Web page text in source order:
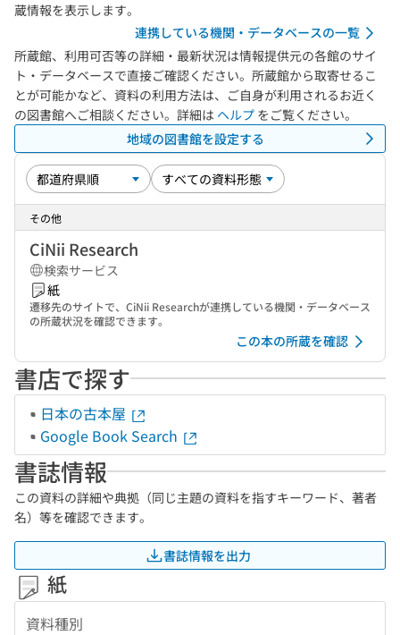
蔵情報を表示します。
連携している機関・データベースの一覧
所蔵館、利用可否等の詳細・最新状況は情報提供元の各館のサイ
ト・データベースで直接ご確認ください。所蔵館から取寄せるこ
とが可能かなど、資料の利用方法は、ご自身が利用されるお近く
の図書館へご相談ください。詳細は ヘルプ をご覧ください。
地域の図書館を設定する
その他
CiNii Research
検索サービス
紙
遷移先のサイトで、CiNii Researchが連携している機関・データベース
の所蔵状況を確認できます。
この本の所蔵を確認
書店で探す
日本の古本屋
Google Book Search
書誌情報
この資料の詳細や典拠（同じ主題の資料を指すキーワード、著者
名）等を確認できます。
書誌情報を出力
紙
資料種別